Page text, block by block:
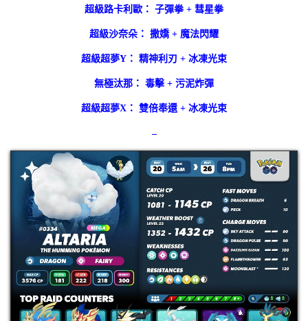
超級路卡利歐： 子彈拳 + 彗星拳
超級沙奈朵： 撒嬌 + 魔法閃耀
超級超夢Y： 精神利刃 + 冰凍光束
無極汰那： 毒擊 + 污泥炸彈
超級超夢X： 雙倍奉還 + 冰凍光束
–